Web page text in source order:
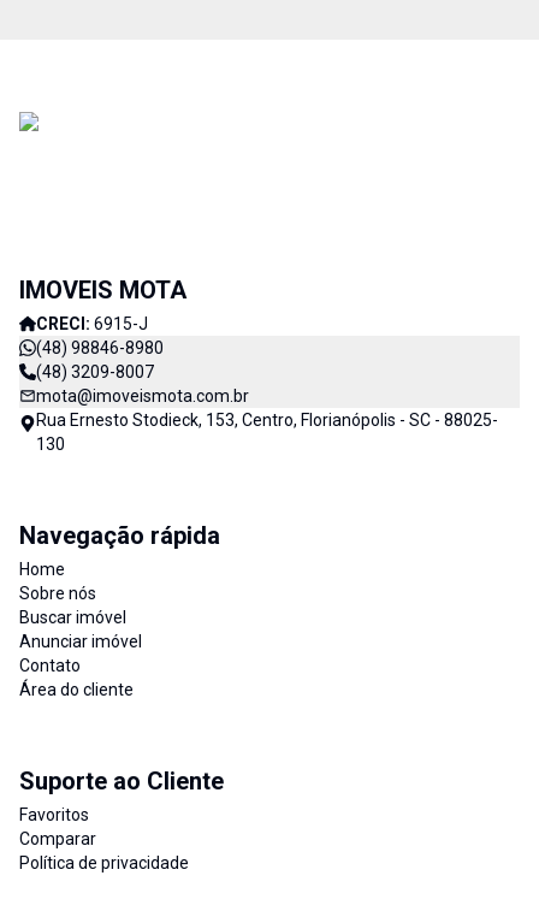
IMOVEIS MOTA
CRECI: 6915-J
(48) 98846-8980
(48) 3209-8007
mota@imoveismota.com.br
Rua Ernesto Stodieck, 153, Centro, Florianópolis - SC - 88025-
130
Navegação rápida
Home
Sobre nós
Buscar imóvel
Anunciar imóvel
Contato
Área do cliente
Suporte ao Cliente
Favoritos
Comparar
Política de privacidade